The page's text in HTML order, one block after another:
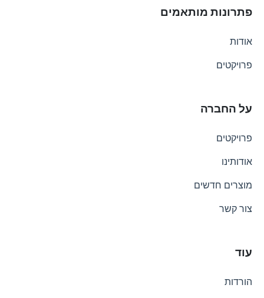
פתרונות מותאמים
אודות
פרויקטים
על החברה
פרויקטים
אודותינו
מוצרים חדשים
צור קשר
עוד
הורדות